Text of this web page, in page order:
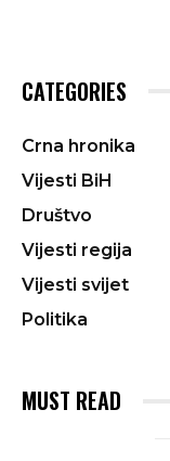
CATEGORIES
Crna hronika
Vijesti BiH
Društvo
Vijesti regija
Vijesti svijet
Politika
MUST READ